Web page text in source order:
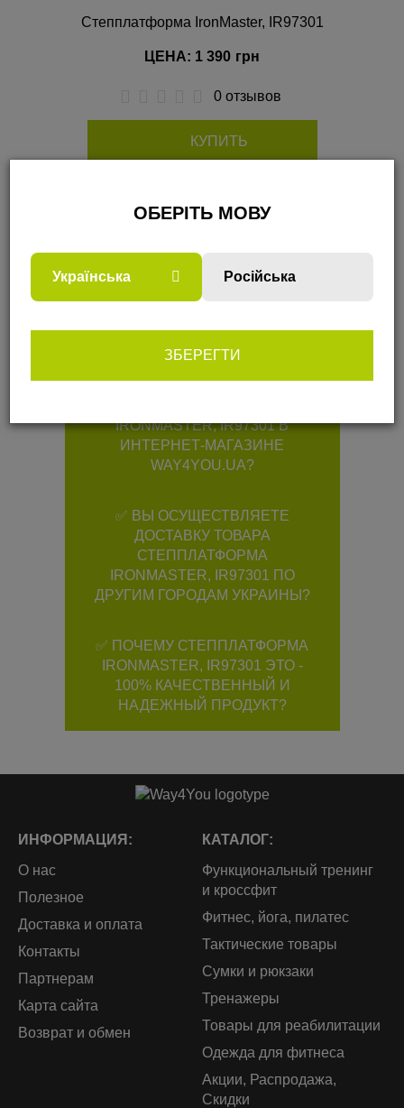
Степплатформа IronMaster, IR97301
ЦЕНА: 1 390 грн
0 отзывов
КУПИТЬ
✅ КАК ПОДОБРАТЬ И КУПИТЬ
IRONMASTER, IR97301?
✅ ПОЧЕМУ НУЖНО КУПИТЬ
IRONMASTER, IR97301 В
ИНТЕРНЕТ-МАГАЗИНЕ
WAY4YOU.UA?
✅ ВЫ ОСУЩЕСТВЛЯЕТЕ
ДОСТАВКУ ТОВАРА
СТЕППЛАТФОРМА
IRONMASTER, IR97301 ПО
ДРУГИМ ГОРОДАМ УКРАИНЫ?
✅ ПОЧЕМУ СТЕППЛАТФОРМА
IRONMASTER, IR97301 ЭТО -
100% КАЧЕСТВЕННЫЙ И
НАДЕЖНЫЙ ПРОДУКТ?
ИНФОРМАЦИЯ:
О нас
Полезное
Доставка и оплата
Контакты
Партнерам
Карта сайта
Возврат и обмен
КАТАЛОГ:
Функциональный тренинг
и кроссфит
Фитнес, йога, пилатес
Тактические товары
Сумки и рюкзаки
Тренажеры
Товары для реабилитации
Одежда для фитнеса
Акции, Распродажа,
Скидки
ОБЕРІТЬ МОВУ
Українська Російська
ЗБЕРЕГТИ